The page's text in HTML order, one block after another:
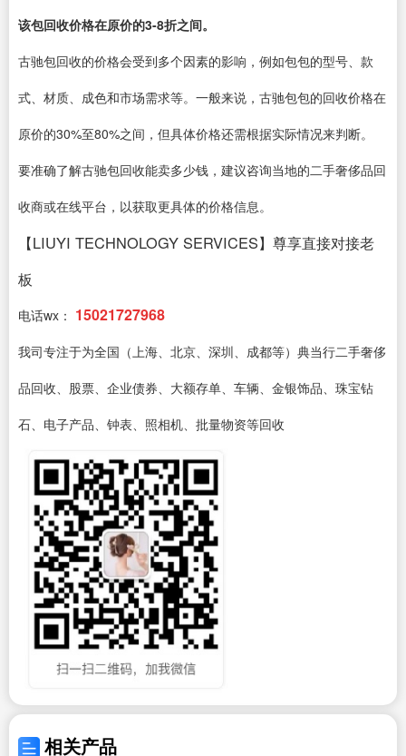
该包回收价格在原价的3-8折之间。
古驰包回收的价格会受到多个因素的影响，例如包包的型号、款
式、材质、成色和市场需求等。一般来说，古驰包包的回收价格在
原价的30%至80%之间，但具体价格还需根据实际情况来判断。
要准确了解古驰包回收能卖多少钱，建议咨询当地的二手奢侈品回
收商或在线平台，以获取更具体的价格信息。
【LIUYI TECHNOLOGY SERVICES】尊享直接对接老
板
电话wx： 15021727968
我司专注于为全国（上海、北京、深圳、成都等）典当行二手奢侈
品回收、股票、企业债券、大额存单、车辆、金银饰品、珠宝钻
石、电子产品、钟表、照相机、批量物资等回收
相关产品